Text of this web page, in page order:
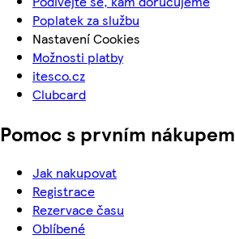
Poplatek za službu
Nastavení Cookies
Možnosti platby
itesco.cz
Clubcard
Pomoc s prvním nákupem
Jak nakupovat
Registrace
Rezervace času
Oblíbené